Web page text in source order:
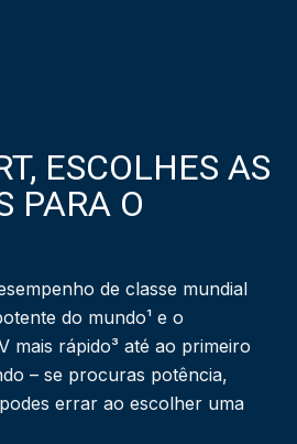
ESCOLHES AS
PARA O
de classe mundial
do mundo¹ e o
mais rápido³ até ao primeiro
– se procuras potência,
errar ao escolher uma